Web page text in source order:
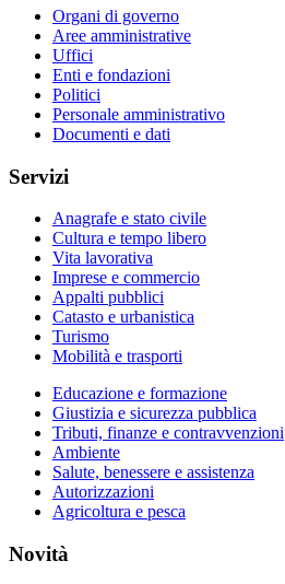
Organi di governo
Aree amministrative
Uffici
Enti e fondazioni
Politici
Personale amministrativo
Documenti e dati
Servizi
Anagrafe e stato civile
Cultura e tempo libero
Vita lavorativa
Imprese e commercio
Appalti pubblici
Catasto e urbanistica
Turismo
Mobilità e trasporti
Educazione e formazione
Giustizia e sicurezza pubblica
Tributi, finanze e contravvenzioni
Ambiente
Salute, benessere e assistenza
Autorizzazioni
Agricoltura e pesca
Novità